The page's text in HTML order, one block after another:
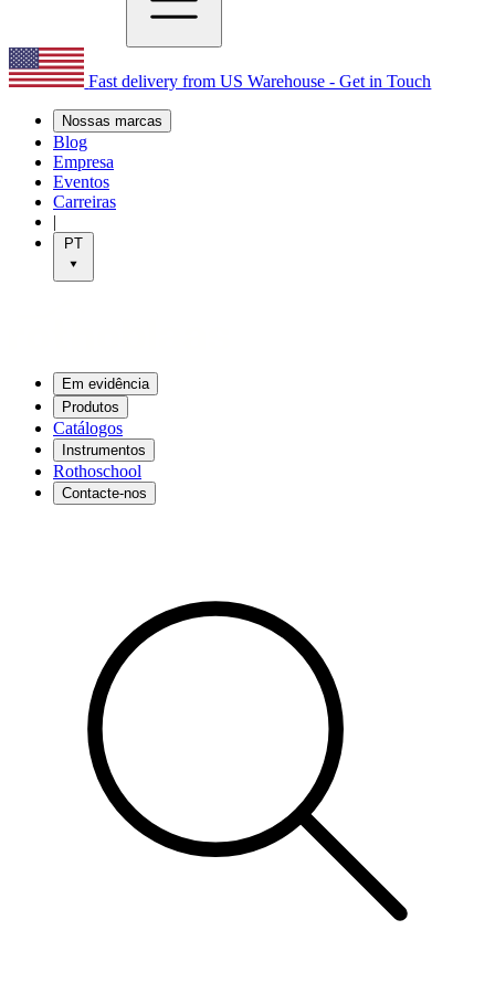
Fast delivery from US Warehouse - Get in Touch
Nossas marcas
Blog
Empresa
Eventos
Carreiras
|
PT
Em evidência
Produtos
Catálogos
Instrumentos
Rothoschool
Contacte-nos